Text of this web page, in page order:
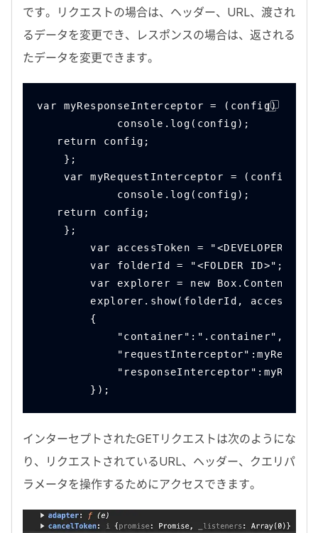
です。リクエストの場合は、ヘッダー、 URL、渡され
るデータを変更でき、レスポンスの場合は、返される
たデータを変更できます。
var myResponseInterceptor = (config) => {
            console.log(config);
   return config;
    };
var myRequestInterceptor = (config )
            console.log(config);
   return config;
    };
var accessToken = "<DEVELOPER
        var folderId = "<FOLDER ID>";
var explorer = new
explorer.show(folderId,
        {
            "container":".container",
        });
インターセプトされたGET リクエストは次のようにな
り、リクエストされているURL、ヘッダー、クエリパ
ラメータを操作するためにアクセスできます。